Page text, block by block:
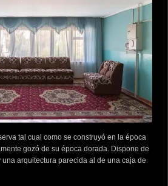
tal cual como se construyó en la época
gozó de su época dorada. Dispone de
arquitectura parecida al de una caja de